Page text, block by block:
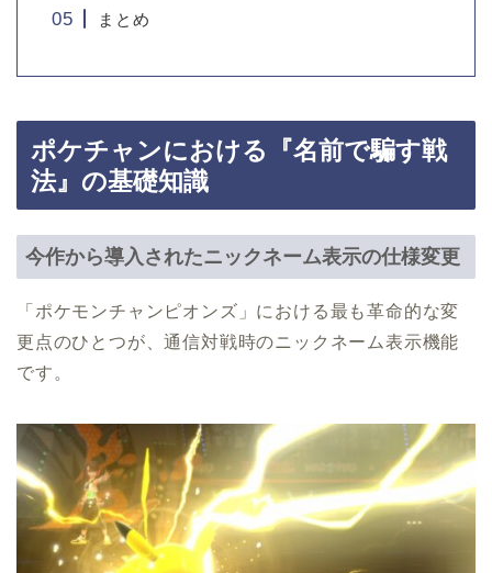
まとめ
ポケチャンにおける『名前で騙す戦
法』の基礎知識
今作から導入されたニックネーム表示の仕様変更
「ポケモンチャンピオンズ」における最も革命的な変
更点のひとつが、通信対戦時のニックネーム表示機能
です。